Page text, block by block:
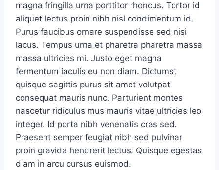
magna fringilla urna porttitor rhoncus. Tortor id
aliquet lectus proin nibh nisl condimentum id.
Purus faucibus ornare suspendisse sed nisi
lacus. Tempus urna et pharetra pharetra massa
massa ultricies mi. Justo eget magna
fermentum iaculis eu non diam. Dictumst
quisque sagittis purus sit amet volutpat
consequat mauris nunc. Parturient montes
nascetur ridiculus mus mauris vitae ultricies leo
integer. Id porta nibh venenatis cras sed.
Praesent semper feugiat nibh sed pulvinar
proin gravida hendrerit lectus. Quisque egestas
diam in arcu cursus euismod.